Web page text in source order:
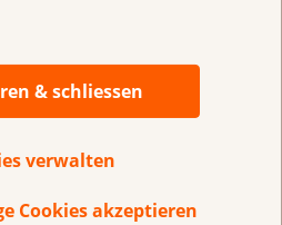
& schliessen
verwalten
Cookies akzeptieren
Alltag einbauen: Zum
zu Fuss gehen,
Hausarbeit.